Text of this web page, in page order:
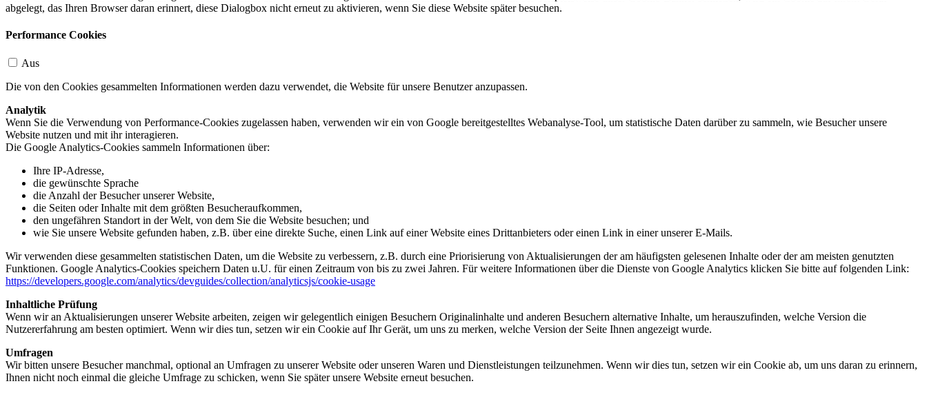
abgelegt, das Ihren Browser daran erinnert, diese Dialogbox nicht erneut zu aktivieren, wenn Sie diese Website später besuchen.
Performance Cookies
Aus
Die von den Cookies gesammelten Informationen werden dazu verwendet, die Website für unsere Benutzer anzupassen.
Analytik
Wenn Sie die Verwendung von Performance-Cookies zugelassen haben, verwenden wir ein von Google bereitgestelltes Webanalyse-Tool, um statistische Daten darüber zu sammeln, wie Besucher unsere
Website nutzen und mit ihr interagieren.
Die Google Analytics-Cookies sammeln Informationen über:
Ihre IP-Adresse,
die gewünschte Sprache
die Anzahl der Besucher unserer Website,
die Seiten oder Inhalte mit dem größten Besucheraufkommen,
den ungefähren Standort in der Welt, von dem Sie die Website besuchen; und
wie Sie unsere Website gefunden haben, z.B. über eine direkte Suche, einen Link auf einer Website eines Drittanbieters oder einen Link in einer unserer E-Mails.
Wir verwenden diese gesammelten statistischen Daten, um die Website zu verbessern, z.B. durch eine Priorisierung von Aktualisierungen der am häufigsten gelesenen Inhalte oder der am meisten genutzten
Funktionen. Google Analytics-Cookies speichern Daten u.U. für einen Zeitraum von bis zu zwei Jahren. Für weitere Informationen über die Dienste von Google Analytics klicken Sie bitte auf folgenden Link:
https://developers.google.com/analytics/devguides/collection/analyticsjs/cookie-usage
Inhaltliche Prüfung
Wenn wir an Aktualisierungen unserer Website arbeiten, zeigen wir gelegentlich einigen Besuchern Originalinhalte und anderen Besuchern alternative Inhalte, um herauszufinden, welche Version die
Nutzererfahrung am besten optimiert. Wenn wir dies tun, setzen wir ein Cookie auf Ihr Gerät, um uns zu merken, welche Version der Seite Ihnen angezeigt wurde.
Umfragen
Wir bitten unsere Besucher manchmal, optional an Umfragen zu unserer Website oder unseren Waren und Dienstleistungen teilzunehmen. Wenn wir dies tun, setzen wir ein Cookie ab, um uns daran zu erinnern,
Ihnen nicht noch einmal die gleiche Umfrage zu schicken, wenn Sie später unsere Website erneut besuchen.